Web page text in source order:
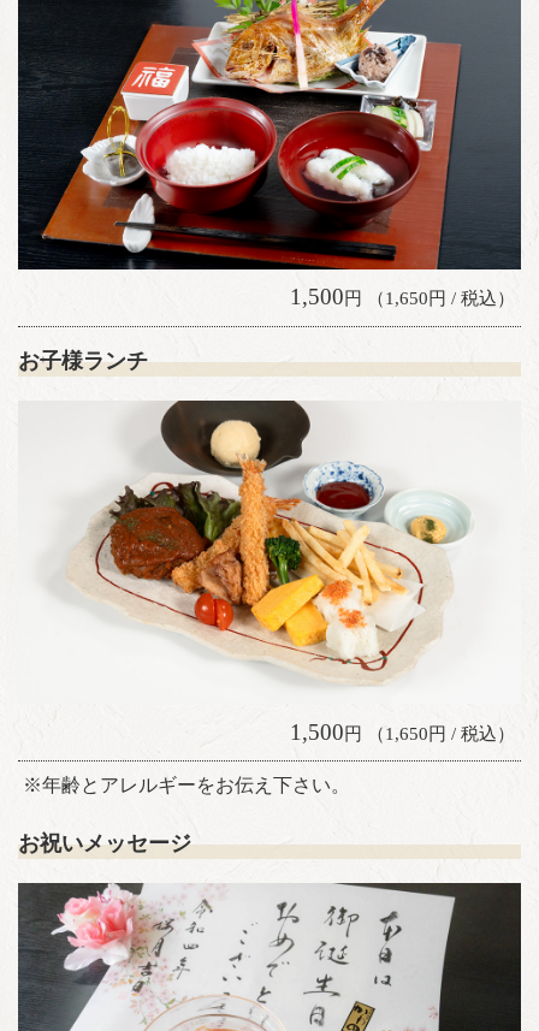
1,500円 （1,650円 / 税込）
お子様ランチ
1,500円 （1,650円 / 税込）
※年齢とアレルギーをお伝え下さい。
お祝いメッセージ